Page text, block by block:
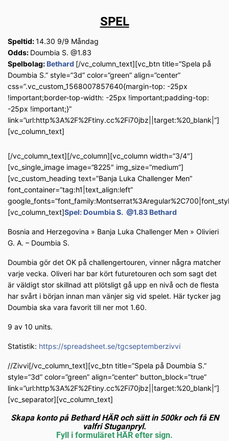
SPEL
Speltid:14.30 9/9 Måndag
Odds: Doumbia S. @1.83
Spelbolag:Bethard [/vc_column_text][vc_btn title=”Spela på
Doumbia S.” style=”3d” color=”green” align=”center”
css=”.vc_custom_1568007857640{margin-top: -25px
!important;border-top-width: -25px !important;padding-top:
-25px !important;}”
link=”url:http%3A%2F%2Ftiny.cc%2Fi70jbz||target:%20_blank|”]
[vc_column_text]
[/vc_column_text][/vc_column][vc_column width=”3/4″]
[vc_single_image image=”8225″ img_size=”medium”]
[vc_custom_heading text=”Banja Luka Challenger Men”
font_container=”tag:h1|text_align:left”
[vc_column_text]Spel: Doumbia S. @1.83 Bethard
Bosnia and Herzegovina » Banja Luka Challenger Men » Olivieri
G. A. – Doumbia S.
Doumbia gör det OK på challengertouren, vinner några matcher
varje vecka. Oliveri har bar kört futuretouren och som sagt det
är väldigt stor skillnad att plötsligt gå upp en nivå och de flesta
har svårt i början innan man vänjer sig vid spelet. Här tycker jag
Doumbia ska vara favorit till ner mot 1.60.
9 av 10 units.
Statistik: https://spreadsheet.se/tgcseptemberzivvi
//Zivvi[/vc_column_text][vc_btn title=”Spela på Doumbia S.”
style=”3d” color=”green” align=”center” button_block=”true”
link=”url:http%3A%2F%2Ftiny.cc%2Fi70jbz||target:%20_blank|”]
[vc_separator][vc_column_text]
Skapa konto på Bethard HÄR och sätt in 500kr och få EN
valfri Stuganpryl.
Fyll i formuläret HÄR efter sign.